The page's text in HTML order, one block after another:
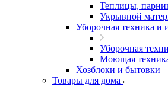
Теплицы,
Укрывной
Уборочная техника и
Уборочная
Моющая
Хозблоки и бытовки
Товары для дома